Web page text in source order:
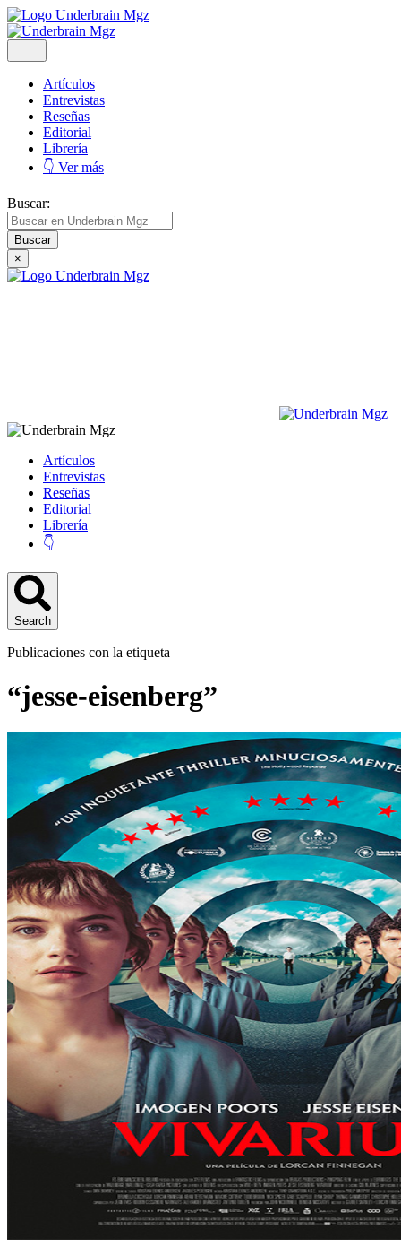
Artículos
Entrevistas
Reseñas
Editorial
Librería
👇 Ver más
Buscar:
×
Artículos
Entrevistas
Reseñas
Editorial
Librería
👇
Search
Publicaciones con la etiqueta
“jesse-eisenberg”